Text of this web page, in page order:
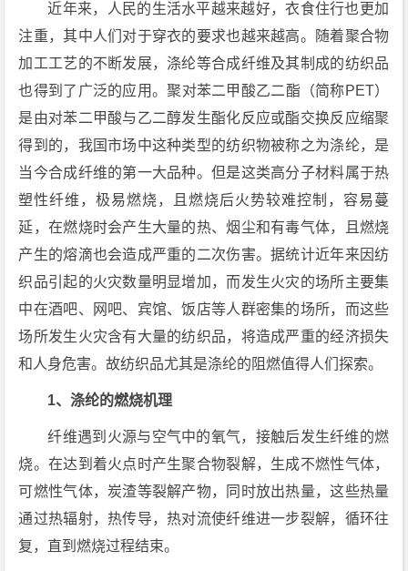
近年来，人民的生活水平越来越好，衣食住行也更加
注重，其中人们对于穿衣的要求也越来越高。随着聚合物
加工工艺的不断发展，涤纶等合成纤维及其制成的纺织品
也得到了广泛的应用。聚对苯二甲酸乙二酯（简称PET）
是由对苯二甲酸与乙二醇发生酯化反应或酯交换反应缩聚
得到的，我国市场中这种类型的纺织物被称之为涤纶，是
当今合成纤维的第一大品种。但是这类高分子材料属于热
塑性纤维，极易燃烧，且燃烧后火势较难控制，容易蔓
延，在燃烧时会产生大量的热、烟尘和有毒气体，且燃烧
产生的熔滴也会造成严重的二次伤害。据统计近年来因纺
织品引起的火灾数量明显增加，而发生火灾的场所主要集
中在酒吧、网吧、宾馆、饭店等人群密集的场所，而这些
场所发生火灾含有大量的纺织品，将造成严重的经济损失
和人身危害。故纺织品尤其是涤纶的阻燃值得人们探索。
1、涤纶的燃烧机理
纤维遇到火源与空气中的氧气，接触后发生纤维的燃
烧。在达到着火点时产生聚合物裂解，生成不燃性气体，
可燃性气体，炭渣等裂解产物，同时放出热量，这些热量
通过热辐射，热传导，热对流使纤维进一步裂解，循环往
复，直到燃烧过程结束。